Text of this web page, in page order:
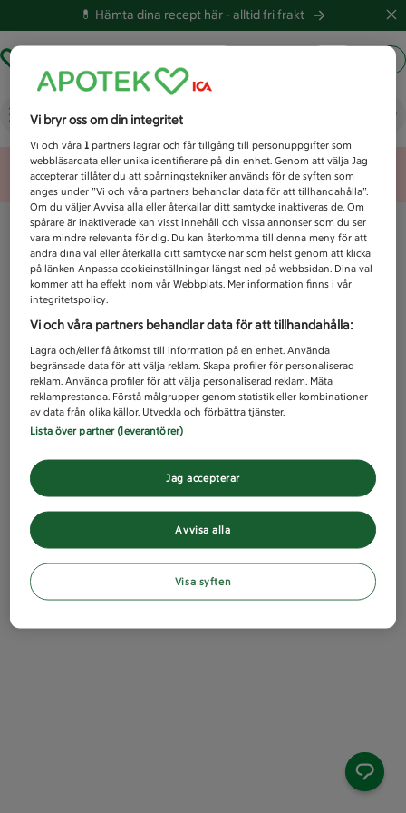
💊 Hämta dina recept här -alltid fri frakt
Vad letar du efter idag?
Unknown error
Vi bryr oss om din integritet
Vi och våra1 partners lagrar och får tillgång till personuppgifter som
webbläsardata eller unika identifierare på din enhet. Genom att välja Jag
accepterar tillåter du att spårningstekniker används för de syften som
anges under ”Vi och våra partners behandlar data för att tillhandahålla”.
Om du väljer Avvisa alla eller återkallar ditt samtycke inaktiveras de. Om
spårare är inaktiverade kan visst innehåll och vissa annonser som du ser
vara mindre relevanta för dig. Du kan återkomma till denna meny för att
ändra dina val eller återkalla ditt samtycke när som helst genom att klicka
på länken Anpassa cookieinställningar längst ned på webbsidan. Dina val
kommer att ha effekt inom vår Webbplats. Mer information finns i vår
integritetspolicy.
Vi och våra partners behandlar data för att tillhandahålla:
Lagra och/eller få åtkomst till information på en enhet. Använda
begränsade data för att välja reklam. Skapa profiler för personaliserad
reklam. Använda profiler för att välja personaliserad reklam. Mäta
reklamprestanda. Förstå målgrupper genom statistik eller kombinationer
av data från olika källor. Utveckla och förbättra tjänster.
Lista över partner (leverantörer)
Avvisa alla
Jag accepterar
Visa syften